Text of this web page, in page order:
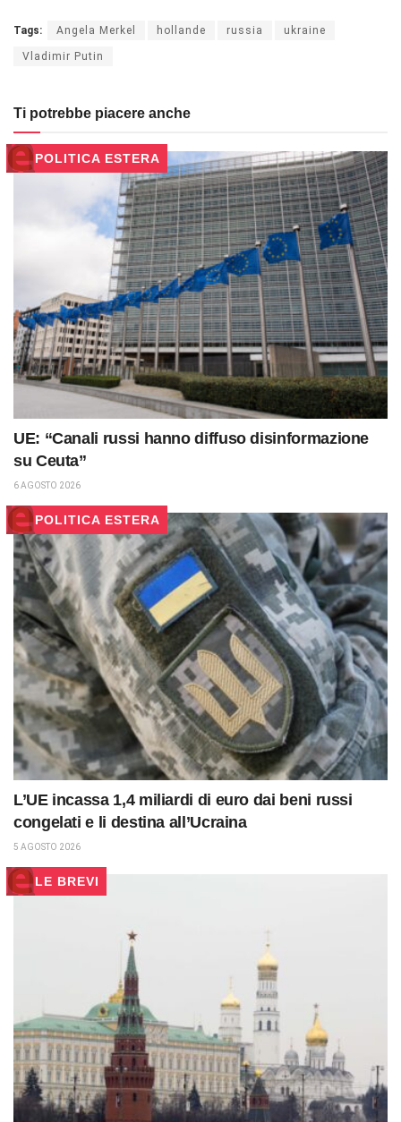
Tags: Angela Merkel hollande russia ukraine
Vladimir Putin
Ti potrebbe piacere anche
POLITICA ESTERA
UE: “Canali russi hanno diffuso disinformazione
su Ceuta”
6 AGOSTO 2026
POLITICA ESTERA
L’UE incassa 1,4 miliardi di euro dai beni russi
congelati e li destina all’Ucraina
5 AGOSTO 2026
LE BREVI